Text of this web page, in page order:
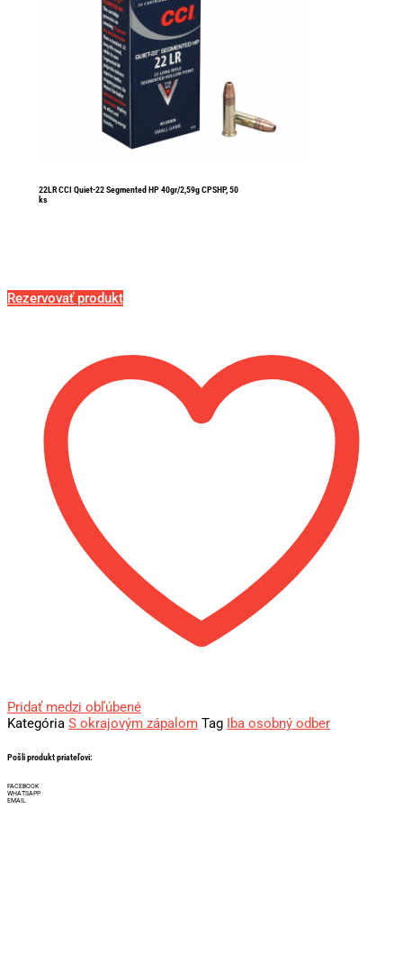
22LR CCI Quiet-22 Segmented HP 40gr/2,59g CPSHP, 50
ks
Rezervovať produkt
Pridať medzi obľúbené
Kategória S okrajovým zápalom Tag Iba osobný odber
Pošli produkt priateľovi:
FACEBOOK
WHATSAPP
EMAIL